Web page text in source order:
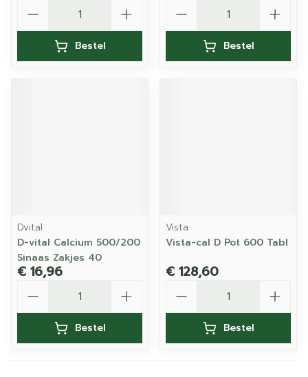
Bestel Bestel
Dvital
D-vital Calcium 500/200
Sinaas Zakjes 40
€ 16,96
Bestel
Vista
Vista-cal D Pot 600 Tabl
€ 128,60
Bestel